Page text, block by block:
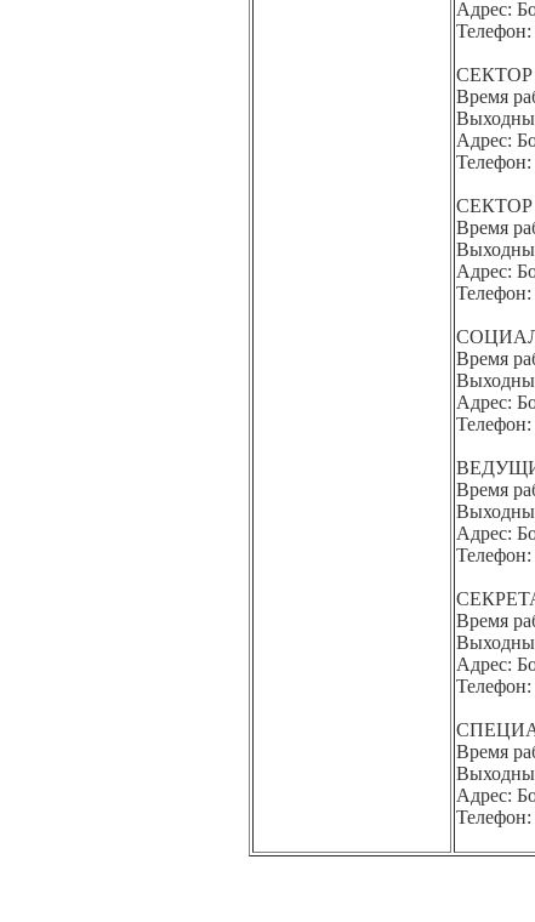
Адрес:
Время
Адрес:
Время
Адрес:
Телефон:
Время
Адрес:
Время
Адрес:
Время
Адрес:
Время
Адрес: